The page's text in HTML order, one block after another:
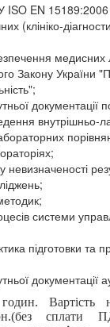
ISO EN 15189:2006
(клініко-
медисних
Закону України
документації
внутрішньо-
системи
підготовки та
документації
Вартість
.(без сплати